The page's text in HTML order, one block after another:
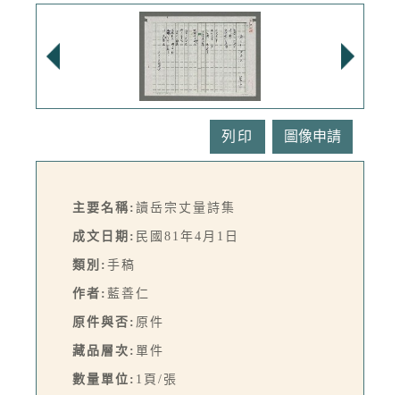
列印
主要名稱: 讀岳宗丈量詩集
成文日期: 民國81年4月1日
類別: 手稿
作者: 藍善仁
原件與否: 原件
藏品層次: 單件
數量單位: 1頁/張